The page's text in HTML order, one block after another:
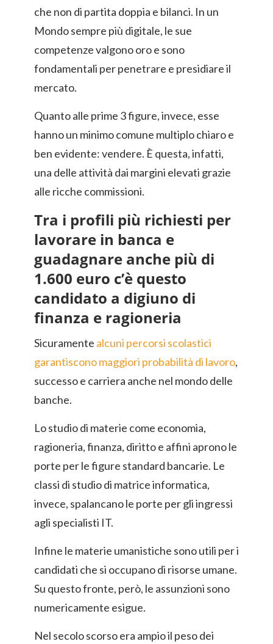
che non di partita doppia e bilanci. In un
Mondo sempre più digitale, le sue
competenze valgono oro e sono
fondamentali per penetrare e presidiare il
mercato.
Quanto alle prime 3 figure, invece, esse
hanno un minimo comune multiplo chiaro e
ben evidente: vendere. È questa, infatti,
una delle attività dai margini elevati grazie
alle ricche commissioni.
Tra i profili più richiesti per
lavorare in banca e
guadagnare anche più di
1.600 euro c’è questo
candidato a digiuno di
finanza e ragioneria
Sicuramente alcuni percorsi scolastici
garantiscono maggiori probabilità di lavoro,
successo e carriera anche nel mondo delle
banche.
Lo studio di materie come economia,
ragioneria, finanza, diritto e affini aprono le
porte per le figure standard bancarie. Le
classi di studio di matrice informatica,
invece, spalancano le porte per gli ingressi
agli specialisti IT.
Infine le materie umanistiche sono utili per i
candidati che si occupano di risorse umane.
Su questo fronte, però, le assunzioni sono
numericamente esigue.
Nel secolo scorso era ampio il peso dei